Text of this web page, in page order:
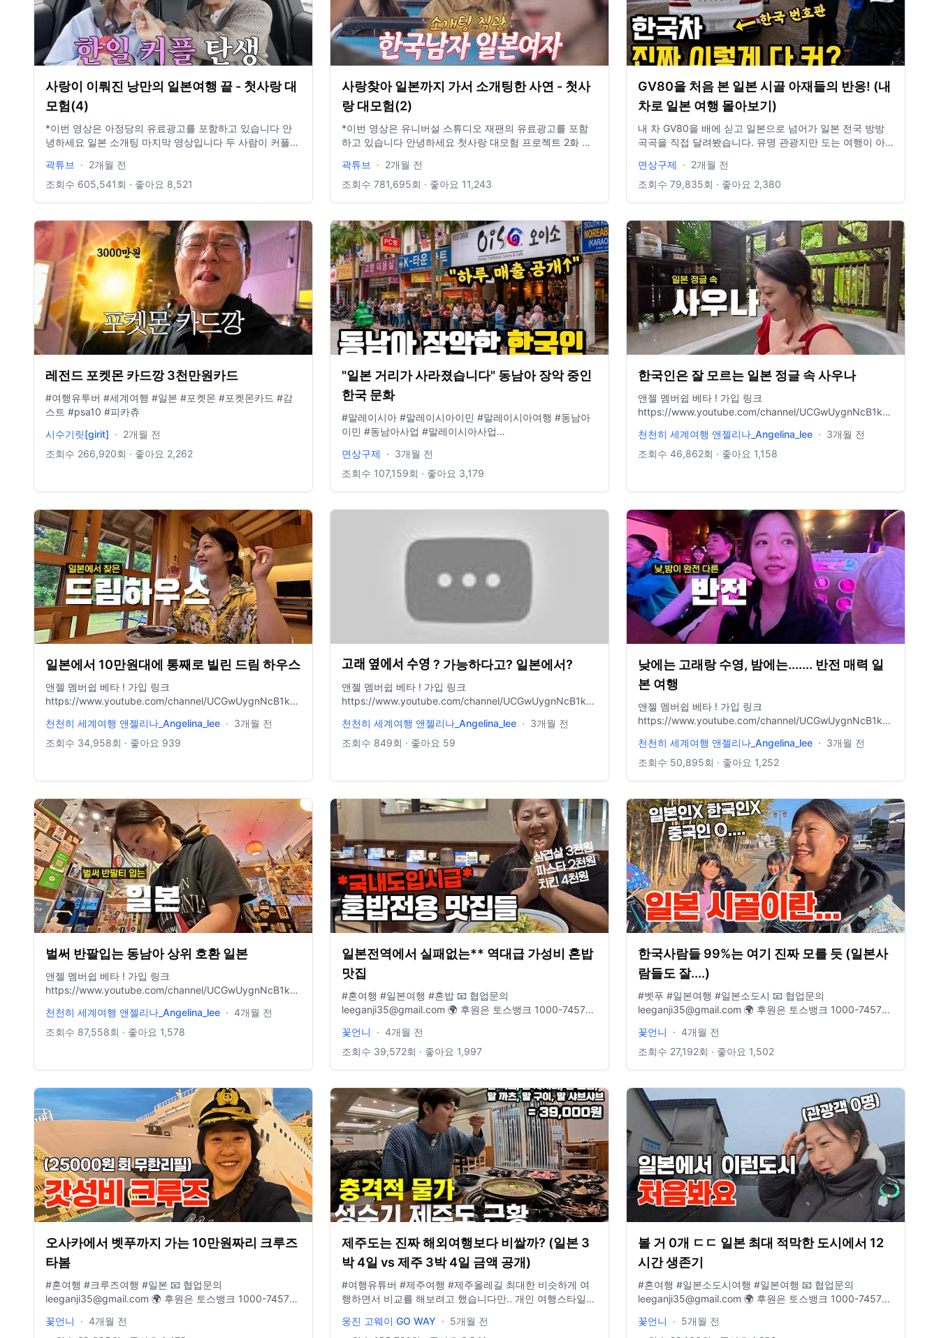
product_no=85 ➡️순살게장 200g 단품 (간장/양념/불지
옥) 상시가- 16,000원 할인가 19% - 12,900원 ➡️새우장
300g 단품 (간장/양념/불지옥) 상시가- 16,000원 할인가
19% - 12,900원 ➡️순살게장1+1 (200g × 2 / 교차 선택 가
능) (간장/양념/불지옥) 상시가- 32,000원 할인가 28% -
양념/불지옥) 상시가- 32,000원 할인가 28% - 22,900원
➡️순살게장200g 3종세트 (간장/양념/불지옥) 상시가-
(간장/양념/불지옥) 상시가- 45,000원 할인가 29% -
31,900원 (※ 주문 내역은 구매하신 링크 고객센터로 확인
부탁드립니다.) ➡️순살게장 200g 단품 (간장/양념/불지옥)
(200g × 2 / 교차 선택 가능) (간장/양념/불지옥) 상시가-
32,000원 할인가 28% - 22,900원 ➡️순살게장200g 3종세
31,900원 ✔️밥순삭꽃게야 에서 추천드리는 구매 혜택과 꿀
팁!!✔️ 첫번째➡️ 6만원이상 구매시 무료배송!! 두번째➡️ 7만
원이상 구매시에는 무료배송과 사은품 김치찜 1인분 한팩
증정 혜택까지 준비되어있는만큼 7만원이상 구매하셔서 친
구분들이나 지인분들과 나누기 구매 추천!! 세번째➡️순살게
장 최초 해썹인증! 상품수령일 기준 24시간이내에 꼭 냉동
보관하시고 소비기한 1년까지 냉동으로 가능한만큼 셋트로
이번 초특가 행사때 다량 구매 추천 드립니다!! 밥순삭꽃게
야 * 영알남 채널 첫번째 협업 기념으로 좋은 구성과 할인가
및 사은품 증정 행사입니다 지금 시청하시는 영상 하단에
구매 완료 댓글과 응원댓글 남겨주시는분들중 추첨을 통하
여 밥순삭꽃게야 제품 랜덤으로 20명께 보내드리겠습니다
많은 응원과 참여 부탁드립니다 감사합니다 ♡ (※ 당첨자
발표는 밥순삭꽃게야에서 개별 문자로 안내드릴 예정입니
다.) 🙌구독자님들 잠시만요 🙌 구매하시기전 우리 구독자
분들께 구매전 안내를 상세페이지에 고지해드렸으니 참고
해주시고 구매해주시면 진심으로 감사드리겠습니다 🙏
사랑이 이뤄진 낭만의 일본여행 끝 - 첫사랑 대
모험(4)
*이번 영상은 아정당의 유료광고를 포함하고 있습니다 안
녕하세요 일본 소개팅 마지막 영상입니다 두 사람이 커플이
첫사랑을 찾아 여행을 떠나보도록 하겠습니다 감사합니다 -
-------------------------------------------------------------
https://ajd.kr/dG53z 전화 한 통으로 받을 수 있는 최대
148만원 지원금 약정 지났는데 그냥 두면 한 푼도 못 받고
손해예요! (인터넷TV 48 + 정수기 30 + 휴대폰 최대지원금
+ 카드 20) - 26년 5월 기준, 카드사 조건 변동 가능 아정당
을 믿을 수 있는 이유는? ⭐ 통신사 8개 한 번에 비교 가능 ⭐
최저 요금, 지원금 최고가 보장제 ⭐ 365일 24시간 연중무
휴 상담 가능 아정당 카톡 친구 추가만 해도 매달 100만원
상당 최신폰 공짜로 주는 이벤트 진행 중! 지금 내 약정 확인
하고 지원금까지 한 번에 챙겨가세요 📞 무료 전화상담 :
1833-3504 💬 3초 카톡상담 : https://ajd.kr/ce4lA -------
------------------- 아이폰 170만 원 지원금 상세 정보 - 25
년 8월 25일 기준 - 셀프 가입 기준 * 위 조건은 요금제·약
정·부가서비스 유지 기준의 실제 개통 예시이며, 가입 조건
및 단말기 재고 상황에 따라 일부 금액이 달라질 수 있습니
다. * 휴대폰은 아정당모바일 혜택 (1844-1777)
https://ictmarket.or.kr:8443/precon/pop_CertIcon.do?
PRECON_REQ_ID=PRE0000197329&YN=1 #인터넷가입
-------------------------------------------------------------
곽튜브 · 2개월 전
조회수 605,541회 · 좋아요 8,521
사랑찾아 일본까지 가서 소개팅한 사연 - 첫사
랑 대모험(2)
*이번 영상은 유니버설 스튜디오 재팬의 유료광고를 포함
하고 있습니다 안녕하세요 첫사랑 대모험 프로젝트 2화 입
은 관심 부탁드립니다 감사합니다 유니버셜 스튜디오 재팬
한국어 페이지: https://www.usj.co.jp/web/ko/kr ---------
곽튜브 · 2개월 전
조회수 781,695회 · 좋아요 11,243
GV80을 처음 본 일본 시골 아재들의 반응! (내
차로 일본 여행 몰아보기)
내 차 GV80을 배에 싣고 일본으로 넘어가 일본 전국 방방
곡곡을 직접 달려봤습니다. 유명 관광지만 도는 여행이 아
현지 사람들의 삶이 느껴지는 장소들을 찾아다닌 여행이었
습니다. 한국 번호판을 단 GV80을 보고 일본 현지 사람들
웃기고 때로는 신기했던 순간들이 많았습니다. 이번 영상은
그동안 업로드했던 ‘내 차로 일본 전국여행’ 시즌1 시리즈를
한 번에 볼 수 있도록 묶은 FULL ver. 몰아보기 영상입니다.
한국차를 타고 일본 전국을 돌아다니면 어떤 일이 생기는
지, 그리고 일본의 잘 알려지지 않은 지역에는 어떤 이야기
가 숨어 있는지 편하게 함께 봐주시면 감사하겠습니다. 오
늘도 시청해주셔서 감사합니다. #일본여행 #일본소도시 #
일본시골 #일본몰아보기 #내차로일본여행 #일본자동차여
행 #면상구제
▬▬▬▬▬▬▬▬▬▬▬▬▬▬▬▬▬▬▬▬▬▬▬▬▬▬
구제 인스타그램 https://www.instagram.com/gujeface1
▬▬▬▬▬▬▬▬▬▬▬▬▬▬▬▬▬▬▬▬▬▬▬▬▬▬
▬▬▬▬▬사용하시려면 아래의 출처를 남겨주셔야 합니다
▬▬▬▬▬▬ 🎵Music provided by 브금대통령 🎵Track :
소개팅 가는길 - • [브금대통령] (귀여운/설렘/Piano) 소개
팅 가는길/Going On a ... 🎵Music provided by 브금대통
령 🎵Track : 노을의 저편에서 - • Most Emotional Music
금대통령 🎵Track : 노을의 저편에서 2 - • [갓띵곡 감성음
🎵Music provided by 브금대통령 🎵Track : Spring
Sunshine - • [브금대통령] (봄/기분좋은/Bright) Spring
Sunshine [무... 🎵Music provided by 브금대통령 🎵Track
: My Star - • [브금대통령] (아련/감성/Emotional) My Star
[무료음악/브금... 🎵Music provided by 브금대통령
🎵Track : Naptime! - • [Royalty Free Music] Naptime!
(예쁜/밝은/기분좋은) 🎵Music provided by 브금대통령
🎵Track : 도둑의 계획 - • [브금대통령] (코믹/살금살
금/Quirky) 도둑의 계획/Thief's Pl... 🎵Music provided by
브금대통령 🎵Track : 수사반장 2 - • [재밌는 음악] 수사반
장 2 | BGM으로 잘 어울리는 음악 🎵Music provided by 브
금대통령 🎵Track : 강아지같아 - • [Royalty Free Music]
Like a Puppy (Cu... 🎵Music provided by 브금대통령
🎵Track : 곤지곤지 - • [귀운 음악] 곤지곤지 | 잼잼🎶
🎵Music provided by 브금대통령 🎵Track : 인생 뭐 있냐 -
• [만사 귀찮을 때 듣는 코믹한 음악] 인생 뭐 있냐 | 모르겠
다..... 🎵Music provided by 브금대통령 🎵Track : 도둑의
계획 - • [브금대통령] (코믹/살금살금/Quirky) 도둑의 계
획/Thief... 🎵Music provided by 브금대통령 🎵Track :
Death of a Woman - • [브금대통령] (공포/Thrill/Dark)
Death of a W... 🎵Music provided by 브금대통령 🎵Track
: 능구렁이 남편 - • [능글능글한 코믹음악] 능구렁이 남편 |
으이구.. 말이라도 못하면..😤 🎵Music provided by 브금대
통령 🎵Track : Death of a Woman - • [브금대통령] (공
포/Thrill/Dark) Death of a W..
▬▬▬▬▬▬▬▬▬▬▬▬▬▬▬▬▬▬▬▬
▬▬▬▬▬▬▬▬▬▬▬▬▬▬▬▬▬▬▬▬▬▬▬▬▬▬▬▬▬
면상구제 · 2개월 전
조회수 79,835회 · 좋아요 2,380
레전드 포켓몬 카드깡 3천만원카드
#여행유투버 #세계여행 #일본 #포켓몬 #포켓몬카드 #감
스트 #psa10 #피카츄
시수기릿[girit] · 2개월 전
조회수 266,920회 · 좋아요 2,262
"일본 거리가 사라졌습니다" 동남아 장악 중인
한국 문화
#말레이시아 #말레이시아이민 #말레이시아여행 #동남아
이민 #동남아사업 #말레이시아사업
📩 비즈니스 및 협업 문의 gujeface12@gmail.com 📷 면상
구제 인스타그램 https://www.instagram.com/gujeface1
▬▬▬▬▬▬▬▬▬▬▬▬▬▬▬▬▬▬▬▬▬▬▬▬▬▬▬▬▬
の彼方で"(Beyo... 🎵Music provided by 브금대통령
의 저편에서2 - 이어지는 이야기 | 그리고 그 둘은...
🎵Music provided by 브금대통령 🎵Track : Spring
Sunshine [무... 🎵Music provided by 브금대통령 🎵Track
: 꼬마 공주와 꼬마 왕자 - • [브금대통령] (밝은/동화/Cute)
금대통령 🎵Track : My Star - • [브금대통령] (아련/감
성/Emotional) My Star [무료음악/브금...
면상구제 · 3개월 전
조회수 107,159회 · 좋아요 3,179
한국인은 잘 모르는 일본 정글 속 사우나
앤젤 멤버쉽 베타 ! 가입 링크
https://www.youtube.com/channel/
https://linktr.ee/angelinagadget 배경음악 정보
https://blog.naver.com/selxy/221688046797 제가 배경
년 가입시) , 한 달 도 가입 가능 !
http://share.epidemicsound.com/30daysfree (에피데믹
사운드 한 달 무료링크) https://youtu.be/O-49tsFFf4o 드
론 영상 채널 🌸 Instagram →
https://www.instagram.com/lovelew 🌸 Naver blog →
https://blog.naver.com/selxy - 위 링크로 구매시 저에게
수수료가 지불될 수 있습니다.
천천히 세계여행 앤젤리나_Angelina_lee · 3개월 전
조회수 46,862회 · 좋아요 1,158
일본에서 10만원대에 통째로 빌린 드림 하우스
앤젤 멤버쉽 베타 ! 가입 링크
https://www.youtube.com/channel/UCGwUygnNcB1kcbmWl_jfzlQ/join
https://linktr.ee/angelinagadget 배경음악 정보
https://blog.naver.com/selxy/221688046797 제가 배경
년 가입시) , 한 달 도 가입 가능 !
http://share.epidemicsound.com/30daysfree (에피데믹
사운드 한 달 무료링크) https://youtu.be/O-49tsFFf4o 드
론 영상 채널 🌸 Instagram →
https://www.instagram.com/lovelew 🌸 Naver blog →
https://blog.naver.com/selxy - 위 링크로 구매시 저에게
수수료가 지불될 수 있습니다.
천천히 세계여행 앤젤리나_Angelina_lee · 3개월 전
조회수 34,958회 · 좋아요 939
고래 옆에서 수영 ? 가능하다고? 일본에서?
앤젤 멤버쉽 베타 ! 가입 링크
https://www.youtube.com/channel/UCGwUygnNcB1kcbmWl_jfzlQ/join
https://linktr.ee/angelinagadget 배경음악 정보
https://blog.naver.com/selxy/221688046797 제가 배경
년 가입시) , 한 달 도 가입 가능 !
http://share.epidemicsound.com/30daysfree (에피데믹
사운드 한 달 무료링크) https://youtu.be/O-49tsFFf4o 드
론 영상 채널 🌸 Instagram →
https://www.instagram.com/lovelew 🌸 Naver blog →
https://blog.naver.com/selxy - 위 링크로 구매시 저에게
수수료가 지불될 수 있습니다.
천천히 세계여행 앤젤리나_Angelina_lee · 3개월 전
조회수 849회 · 좋아요 59
낮에는 고래랑 수영, 밤에는....... 반전 매력 일
본 여행
앤젤 멤버쉽 베타 ! 가입 링크
https://www.youtube.com/channel/
https://linktr.ee/angelinagadget 배경음악 정보
https://blog.naver.com/selxy/221688046797 제가 배경
년 가입시) , 한 달 도 가입 가능 !
http://share.epidemicsound.com/30daysfree (에피데믹
사운드 한 달 무료링크) https://youtu.be/O-49tsFFf4o 드
론 영상 채널 🌸 Instagram →
https://www.instagram.com/lovelew 🌸 Naver blog →
https://blog.naver.com/selxy - 위 링크로 구매시 저에게
수수료가 지불될 수 있습니다.
천천히 세계여행 앤젤리나_Angelina_lee · 3개월 전
조회수 50,895회 · 좋아요 1,252
벌써 반팔입는 동남아 상위 호환 일본
앤젤 멤버쉽 베타 ! 가입 링크
https://www.youtube.com/channel/UCGwUygnNcB1kcbmWl_jfzlQ/join
https://linktr.ee/angelinagadget 배경음악 정보
https://blog.naver.com/selxy/221688046797 제가 배경
년 가입시) , 한 달 도 가입 가능 !
http://share.epidemicsound.com/30daysfree (에피데믹
론 영상 채널 🌸 Instagram →
https://www.instagram.com/lovelew 🌸 Naver blog →
수수료가 지불될 수 있습니다.
천천히 세계여행 앤젤리나_Angelina_lee · 4개월 전
조회수 87,558회 · 좋아요 1,578
일본전역에서 실패없는** 역대급 가성비 혼밥
맛집
#혼여행 #일본여행 #혼밥 📧 협업문의
leeganji35@gmail.com 🌍 후원은 토스뱅크 1000-7457-
📖 여행에세이 "지금 이순간을 기억해"
꽃언니 · 4개월 전
조회수 39,572회 · 좋아요 1,997
한국사람들 99%는 여기 진짜 모를 듯 (일본사
람들도 잘....)
#벳푸 #일본여행 #일본소도시 📧 협업문의
leeganji35@gmail.com 🌍 후원은 토스뱅크 1000-7457-
📖 여행에세이 "지금 이순간을 기억해"
꽃언니 · 4개월 전
조회수 27,192회 · 좋아요 1,502
오사카에서 벳푸까지 가는 10만원짜리 크루즈
타봄
#혼여행 #크루즈여행 #일본 📧 협업문의
leeganji35@gmail.com 🌍 후원은 토스뱅크 1000-7457-
📖 여행에세이 "지금 이순간을 기억해" 연어회 먹으러 가기
꽃언니 · 4개월 전
제주도는 진짜 해외여행보다 비쌀까? (일본 3
박 4일 vs 제주 3박 4일 금액 공개)
#여행유튜버 #제주여행 #제주올레길 최대한 비슷하게 여
행하면서 비교를 해보려고 했습니다만.. 개인 여행스타일에
해주세요! · · · · · · · · · · · · · · · · · · · · · · · · · · · · · · · ❗️입국과
웅진 고웨이 GO WAY · 5개월 전
볼 거 0개 ㄷㄷ 일본 최대 적막한 도시에서 12
시간 생존기
#혼여행 #일본소도시여행 #일본여행 📧 협업문의
leeganji35@gmail.com 🌍 후원은 토스뱅크 1000-7457-
📖 여행에세이 "지금 이순간을 기억해"
꽃언니 · 5개월 전